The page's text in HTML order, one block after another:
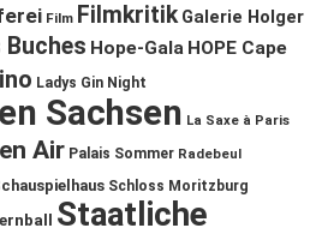
Film Filmkritik Galerie Holger
Buches Hope-Gala HOPE Cape
Ladys Gin Night
Sachsen La Saxe à Paris
Air Palais Sommer Radebeul
Schloss Moritzburg
Staatliche